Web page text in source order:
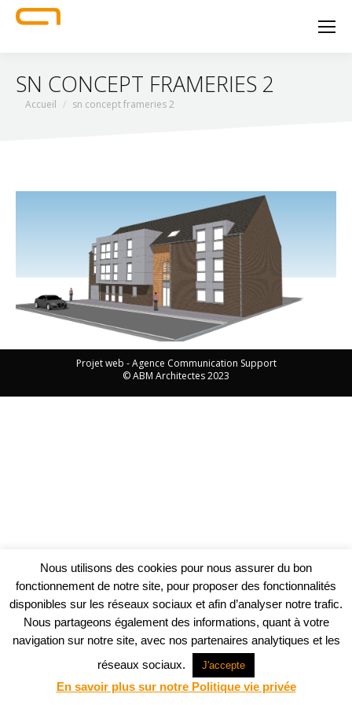
SN CONCEPT FRAMERIES 2
Vous êtes ici :
Accueil sn concept frameries 2
Projet web -Agence Communication Support
© ABM Architectes 2023
Nous utilisons des cookies pour nous assurer du bon
fonctionnement de notre site, pour proposer des fonctionnalités
disponibles sur les réseaux sociaux et afin d’analyser notre trafic.
Nous partageons également des informations, quant à votre
navigation sur notre site, avec nos partenaires analytiques et les
réseaux sociaux.
J'accepte
En savoir plus sur notre Politique vie privée